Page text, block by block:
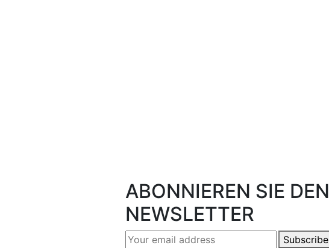
ABONNIEREN SIE DEN
NEWSLETTER
Subscribe